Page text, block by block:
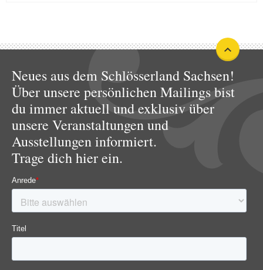
Neues aus dem Schlösserland Sachsen!
Über unsere persönlichen Mailings bist
du immer aktuell und exklusiv über
unsere Veranstaltungen und
Ausstellungen informiert.
Trage dich hier ein.